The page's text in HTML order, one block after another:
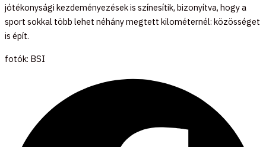
jótékonysági kezdeményezések is színesítik, bizonyítva, hogy a
sport sokkal több lehet néhány megtett kilométernél: közösséget
is épít.
fotók: BSI